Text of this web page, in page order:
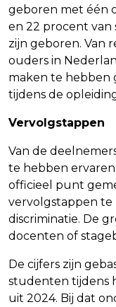
geboren met één
en 22 procent
zijn geboren. Van
ouders in
maken te hebben
tijdens de
Vervolgstappen
Van de
te hebben
officieel punt
vervolgstappen te
discriminatie. De
docenten of
De cijfers zijn
studenten tijdens
uit 2024. Bij dat